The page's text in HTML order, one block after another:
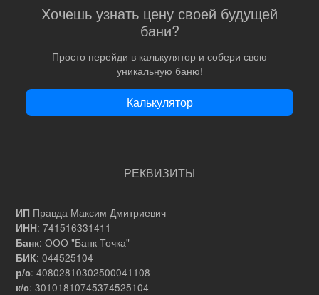
Хочешь узнать цену своей будущей
бани?
Просто перейди в калькулятор и собери свою
уникальную баню!
Калькулятор
РЕКВИЗИТЫ
ИП Правда Максим Дмитриевич
ИНН: 741516331411
Банк: ООО "Банк Точка"
БИК: 044525104
р/с: 40802810302500041108
к/с: 30101810745374525104